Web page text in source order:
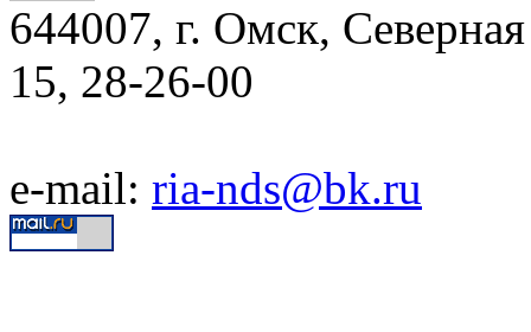
644007, г. Омск,
15, 28-26-00
e-mail: ria-nds@bk.ru